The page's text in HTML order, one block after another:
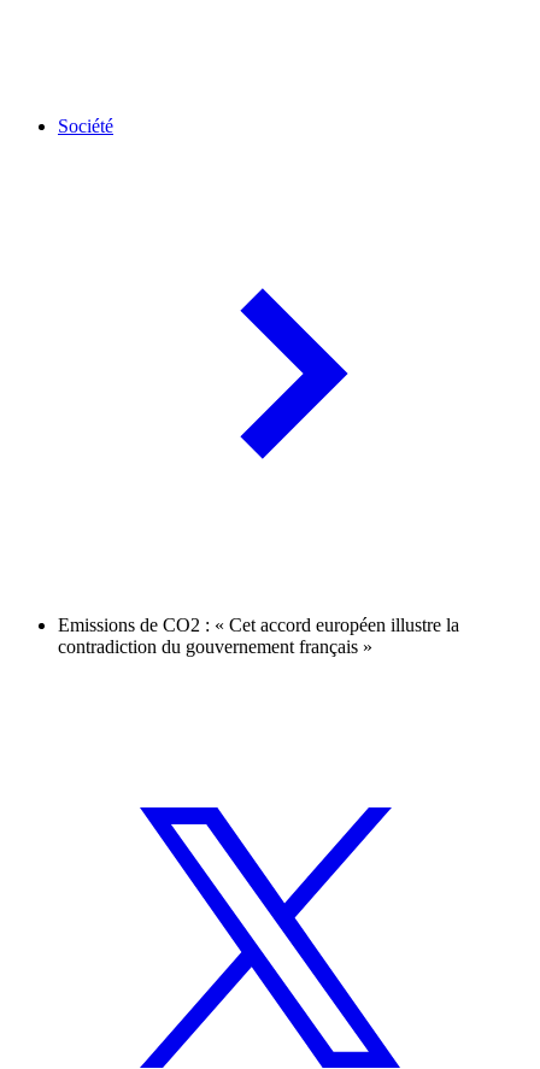
Société
Emissions de CO2 : « Cet accord européen illustre la
contradiction du gouvernement français »